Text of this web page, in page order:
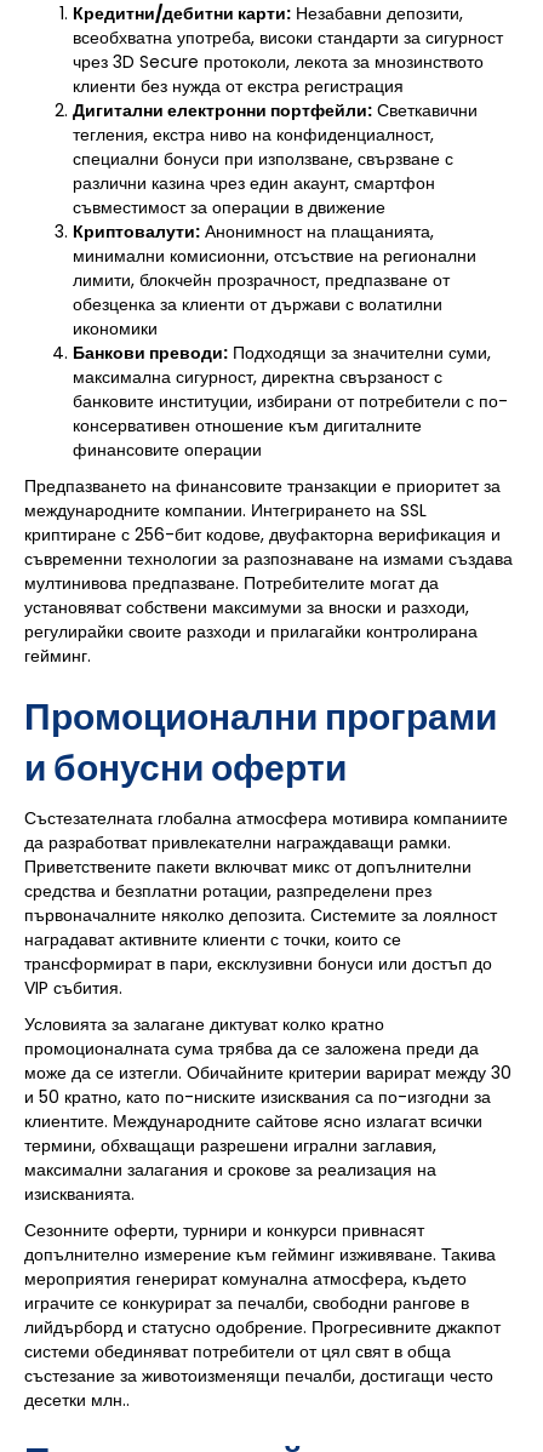
Кредитни/дебитни карти: Незабавни депозити,
всеобхватна употреба, високи стандарти за сигурност
чрез 3D Secure протоколи, лекота за мнозинството
клиенти без нужда от екстра регистрация
Дигитални електронни портфейли: Светкавични
тегления, екстра ниво на конфиденциалност,
специални бонуси при използване, свързване с
различни казина чрез един акаунт, смартфон
съвместимост за операции в движение
Криптовалути: Анонимност на плащанията,
минимални комисионни, отсъствие на регионални
лимити, блокчейн прозрачност, предпазване от
обезценка за клиенти от държави с волатилни
икономики
Банкови преводи: Подходящи за значителни суми,
максимална сигурност, директна свързаност с
банковите институции, избирани от потребители с по-
консервативен отношение към дигиталните
финансовите операции
Предпазването на финансовите транзакции е приоритет за
международните компании. Интегрирането на SSL
криптиране с 256-бит кодове, двуфакторна верификация и
съвременни технологии за разпознаване на измами създава
мултинивова предпазване. Потребителите могат да
установяват собствени максимуми за вноски и разходи,
регулирайки своите разходи и прилагайки контролирана
гейминг.
Промоционални програми
и бонусни оферти
Състезателната глобална атмосфера мотивира компаниите
да разработват привлекателни награждаващи рамки.
Приветствените пакети включват микс от допълнителни
средства и безплатни ротации, разпределени през
първоначалните няколко депозита. Системите за лоялност
наградават активните клиенти с точки, които се
трансформират в пари, ексклузивни бонуси или достъп до
VIP събития.
Условията за залагане диктуват колко кратно
промоционалната сума трябва да се заложена преди да
може да се изтегли. Обичайните критерии варират между 30
и 50 кратно, като по-ниските изисквания са по-изгодни за
клиентите. Международните сайтове ясно излагат всички
термини, обхващащи разрешени игрални заглавия,
максимални залагания и срокове за реализация на
изискванията.
Сезонните оферти, турнири и конкурси привнасят
допълнително измерение към гейминг изживяване. Такива
мероприятия генерират комунална атмосфера, където
играчите се конкурират за печалби, свободни рангове в
лийдърборд и статусно одобрение. Прогресивните джакпот
системи обединяват потребители от цял свят в обща
състезание за животоизменящи печалби, достигащи често
десетки млн..